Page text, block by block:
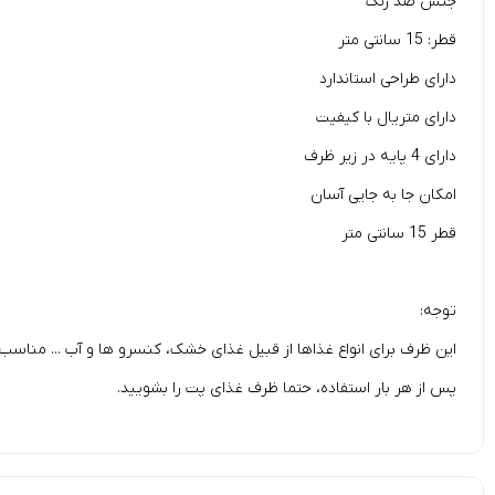
قطر: 15 سانتی متر
دارای طراحی استاندارد
دارای متریال با کیفیت
دارای 4 پایه در زیر ظرف
امکان جا به جایی آسان
قطر 15 سانتی متر
توجه:
این ظرف برای انواع غذاها از قبیل غذای خشک، کنسرو ها و آب ...
پس از هر بار استفاده، حتما ظرف غذای پت را بشویید.